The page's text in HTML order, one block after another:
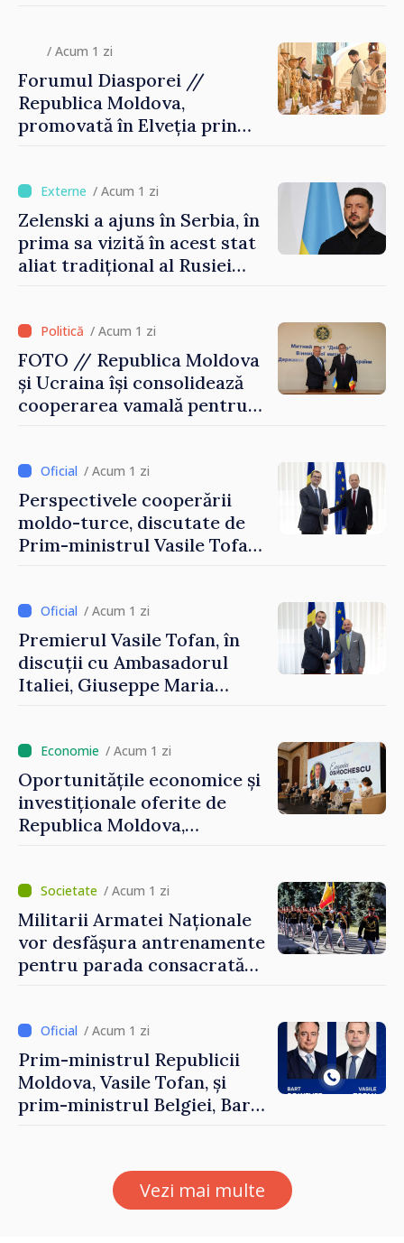
/ Acum 1 zi
Forumul Diasporei //
Republica Moldova,
promovată în Elveția prin
/ Acum 1 zi
Zelenski a ajuns în Serbia, în
prima sa vizită în acest stat
aliat tradițional al Rusiei
/ Acum 1 zi
FOTO // Republica Moldova
și Ucraina își consolidează
cooperarea vamală pentru
Reuniune la Moghiliov-
Podolsk
/ Acum 1 zi
Perspectivele cooperării
moldo-turce, discutate de
Prim-ministrul Vasile Tofan
/ Acum 1 zi
Premierul Vasile Tofan, în
discuții cu Ambasadorul
Italiei, Giuseppe Maria
/ Acum 1 zi
Oportunitățile economice și
investiționale oferite de
Republica Moldova,
Forumul Diasporei
/ Acum 1 zi
Militarii Armatei Naționale
vor desfășura antrenamente
pentru parada consacrată
/ Acum 1 zi
Prim-ministrul Republicii
Moldova, Vasile Tofan, și
prim-ministrul Belgiei, Bart
al Republicii Moldova.
Vezi mai multe